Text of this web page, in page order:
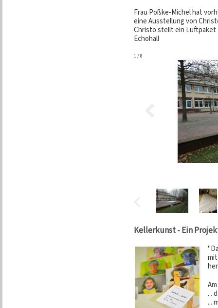
Frau Poßke-Michel hat
eine Ausstellung von
Christo stellt ein Luftpaket
Echohall
1/8
Kellerkunst - Ein
...
...